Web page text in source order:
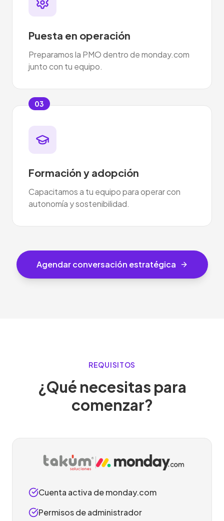
Puesta en operación
Preparamos la PMO dentro de monday.com
junto con tu equipo.
03
Formación y adopción
Capacitamos a tu equipo para operar con
autonomía y sostenibilidad.
Agendar conversación estratégica
REQUISITOS
¿Qué necesitas para
comenzar?
Cuenta activa de monday.com
Permisos de administrador